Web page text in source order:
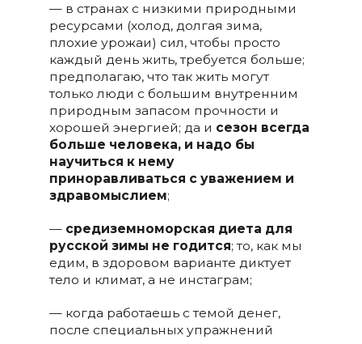
— в странах с низкими природными
ресурсами (холод, долгая зима,
плохие урожаи) сил, чтобы просто
каждый день жить, требуется больше;
предполагаю, что так жить могут
только люди с большим внутренним
природным запасом прочности и
хорошей энергией; да и сезон всегда
больше человека, и надо бы
научиться к нему
приноравливаться с уважением и
здравомыслием;
— средиземноморская диета для
русской зимы не годится; то, как мы
едим, в здоровом варианте диктует
тело и климат, а не инстаграм;
— когда работаешь с темой денег,
после специальных упражнений